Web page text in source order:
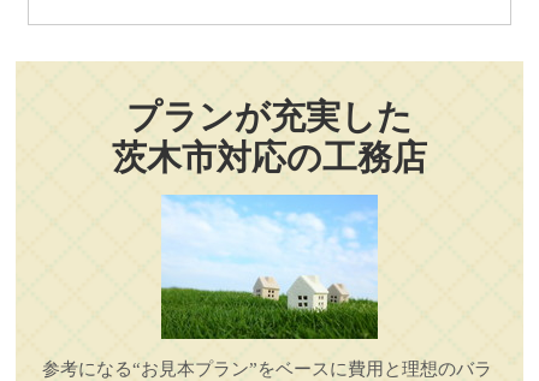
プランが充実した
茨木市対応の工務店
参考になる“お見本プラン”をベースに費用と理想のバラ